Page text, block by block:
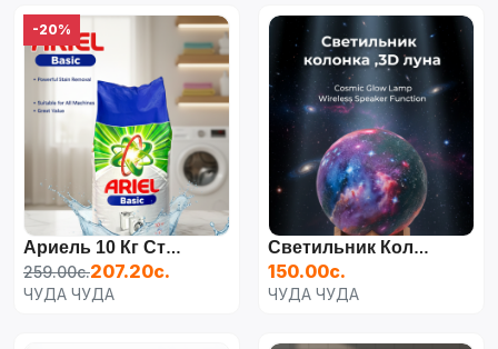
-20%
Ариель 10 Кг Стиральный Порошок
259.00с.207.20с.
ЧУДА ЧУДА
Светильник Колонка, 3D "Луна"
150.00с.
ЧУДА ЧУДА